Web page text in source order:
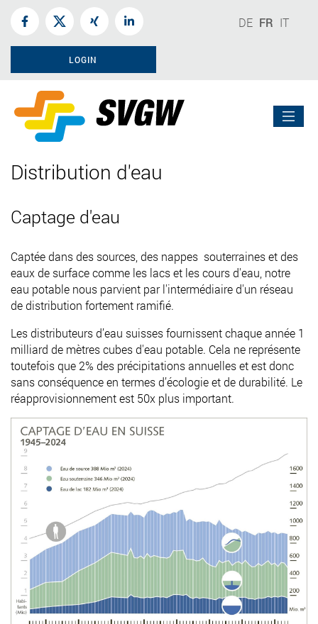
DE FR IT
LOGIN
Distribution d'eau
Captage d'eau
Captée dans des sources, des nappes souterraines et des
eaux de surface comme les lacs et les cours d'eau, notre
eau potable nous parvient par l'intermédiaire d'un réseau
de distribution fortement ramifié.
Les distributeurs d’eau suisses fournissent chaque année 1
milliard de mètres cubes d'eau potable. Cela ne représente
toutefois que 2% des précipitations annuelles et est donc
sans conséquence en termes d’écologie et de durabilité. Le
réapprovisionnement est 50x plus important.